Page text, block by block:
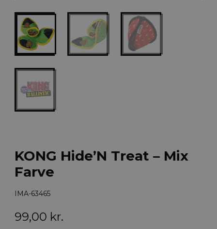
KONG Hide’N Treat – Mix
Farve
IMA-63465
99,00 kr.